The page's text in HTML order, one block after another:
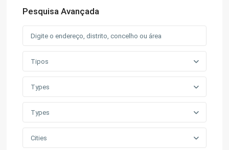
Pesquisa Avançada
Tipos
Types
Types
Cities